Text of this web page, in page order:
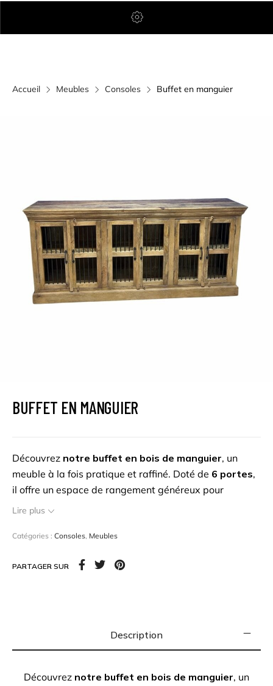
Accueil Meubles Consoles Buffet en manguier
BUFFET EN MANGUIER
Découvrez notre buffet en bois de manguier, un
meuble à la fois pratique et raffiné. Doté de 6 portes,
il offre un espace de rangement généreux pour
organiser
et moderne. Chaque buffet est fabriqué à partir de
et ses magnifiques nuances naturelles. Idéal pour
200cm L x 41cm l x 90cm H
À retrouver à la boutique aux docks76, 1er étage à
Lire plus
Catégories : Consoles, Meubles
PARTAGER SUR
Description
Découvrez notre buffet en bois de manguier, un